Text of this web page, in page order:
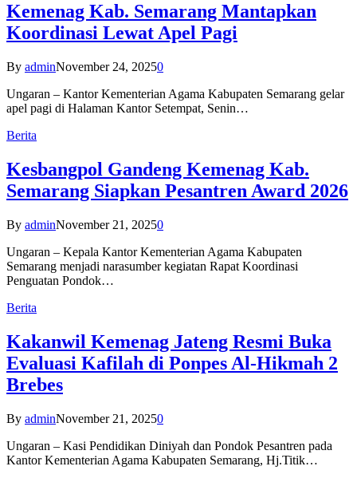
Kemenag Kab. Semarang Mantapkan
Koordinasi Lewat Apel Pagi
By adminNovember 24, 20250
Ungaran – Kantor Kementerian Agama Kabupaten Semarang gelar
apel pagi di Halaman Kantor Setempat, Senin…
Berita
Kesbangpol Gandeng Kemenag Kab.
Semarang Siapkan Pesantren Award 2026
By adminNovember 21, 20250
Ungaran – Kepala Kantor Kementerian Agama Kabupaten
Semarang menjadi narasumber kegiatan Rapat Koordinasi
Penguatan Pondok…
Berita
Kakanwil Kemenag Jateng Resmi Buka
Evaluasi Kafilah di Ponpes Al-Hikmah 2
Brebes
By adminNovember 21, 20250
Ungaran – Kasi Pendidikan Diniyah dan Pondok Pesantren pada
Kantor Kementerian Agama Kabupaten Semarang, Hj.Titik…